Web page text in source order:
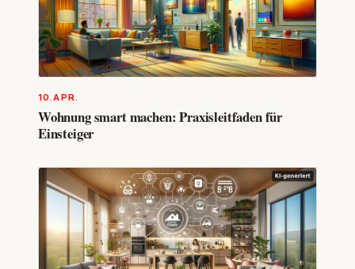
10.APR.
Wohnung smart machen: Praxisleitfaden für
Einsteiger